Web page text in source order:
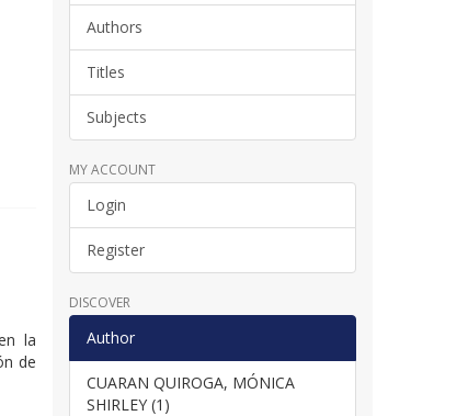
la
de
Authors
Titles
Subjects
MY ACCOUNT
Login
Register
DISCOVER
Author
CUARAN QUIROGA, MÓNICA
SHIRLEY (1)